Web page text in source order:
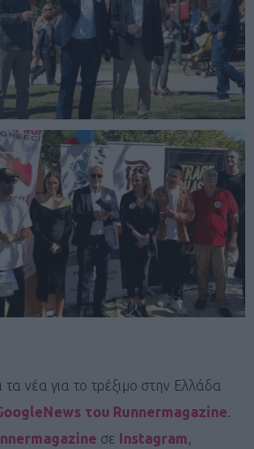
νέα για το τρέξιμο στην Ελλάδα
του Runnermagazine.
σε Instagram,